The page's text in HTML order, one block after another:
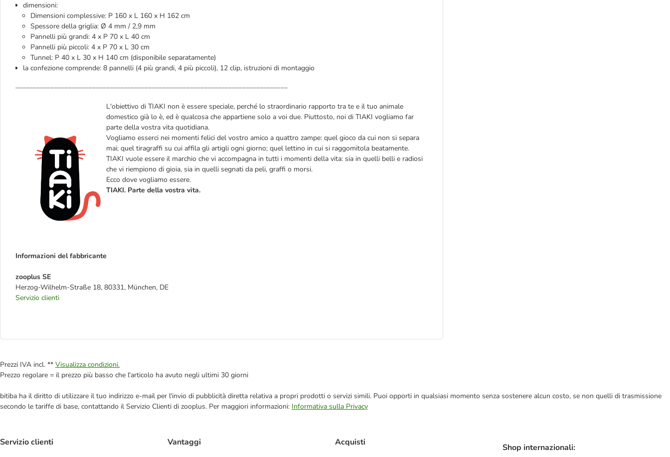
dimensioni:
Dimensioni complessive: P 160 x L 160 x H 162 cm
Spessore della griglia: Ø 4 mm / 2,9 mm
Pannelli più grandi: 4 x P 70 x L 40 cm
Pannelli più piccoli: 4 x P 70 x L 30 cm
Tunnel: P 40 x L 30 x H 140 cm (disponibile separatamente)
la confezione comprende: 8 pannelli (4 più grandi, 4 più piccoli), 12 clip, istruzioni di montaggio
______________________________________________________________________________
L'obiettivo di TIAKI non è essere speciale, perché lo straordinario rapporto tra te e il tuo animale
domestico già lo è, ed è qualcosa che appartiene solo a voi due. Piuttosto, noi di TIAKI vogliamo far
parte della vostra vita quotidiana.
Vogliamo esserci nei momenti felici del vostro amico a quattro zampe: quel gioco da cui non si separa
mai; quel tiragraffi su cui affila gli artigli ogni giorno; quel lettino in cui si raggomitola beatamente.
TIAKI vuole essere il marchio che vi accompagna in tutti i momenti della vita: sia in quelli belli e radiosi
che vi riempiono di gioia, sia in quelli segnati da peli, graffi o morsi.
Ecco dove vogliamo essere.
TIAKI. Parte della vostra vita.
Informazioni del fabbricante
zooplus SE
Herzog-Wilhelm-Straße 18, 80331, München, DE
Servizio clienti
Prezzi IVA incl. ** Visualizza condizioni.
Prezzo regolare = il prezzo più basso che l'articolo ha avuto negli ultimi 30 giorni
bitiba ha il diritto di utilizzare il tuo indirizzo e-mail per l'invio di pubblicità diretta relativa a propri prodotti o servizi simili. Puoi opporti in qualsiasi momento senza sostenere alcun costo, se non quelli di trasmissione
secondo le tariffe di base, contattando il Servizio Clienti di zooplus. Per maggiori informazioni: Informativa sulla Privacy
Servizio clienti Vantaggi Acquisti Shop internazionali: